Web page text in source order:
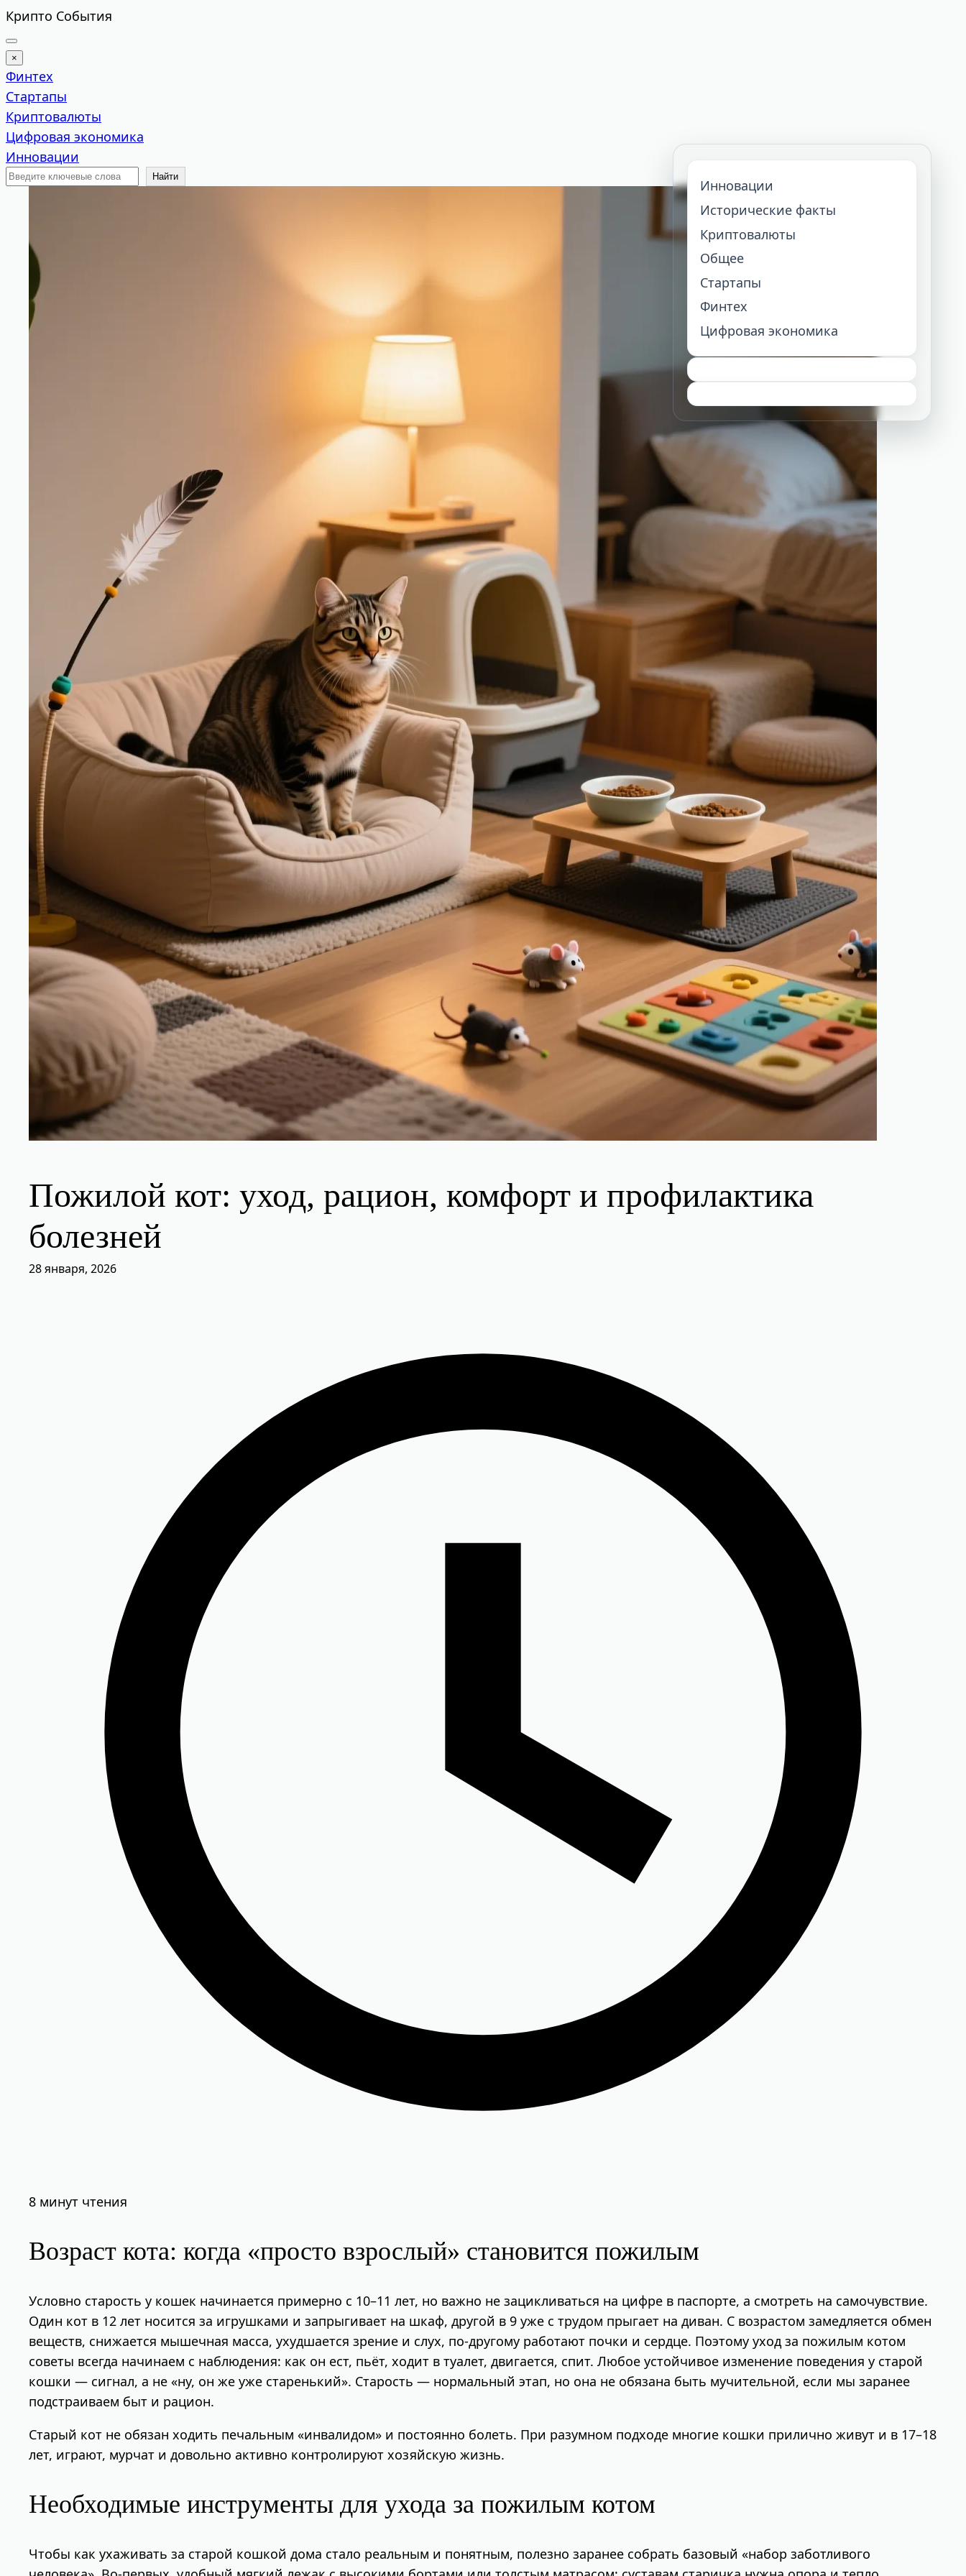
Перейти
к
содержимому
Крипто События
×
Финтех
Стартапы
Криптовалюты
Цифровая экономика
Инновации
Поиск
Найти
Пожилой кот: уход, рацион, комфорт и профилактика
болезней
28 января, 2026
8 минут чтения
Возраст кота: когда «просто взрослый» становится пожилым
Условно старость у кошек начинается примерно с 10–11 лет, но важно не зацикливаться на цифре в паспорте, а смотреть на самочувствие.
Один кот в 12 лет носится за игрушками и запрыгивает на шкаф, другой в 9 уже с трудом прыгает на диван. С возрастом замедляется обмен
веществ, снижается мышечная масса, ухудшается зрение и слух, по‑другому работают почки и сердце. Поэтому уход за пожилым котом
советы всегда начинаем с наблюдения: как он ест, пьёт, ходит в туалет, двигается, спит. Любое устойчивое изменение поведения у старой
кошки — сигнал, а не «ну, он же уже старенький». Старость — нормальный этап, но она не обязана быть мучительной, если мы заранее
подстраиваем быт и рацион.
Старый кот не обязан ходить печальным «инвалидом» и постоянно болеть. При разумном подходе многие кошки прилично живут и в 17–18
лет, играют, мурчат и довольно активно контролируют хозяйскую жизнь.
Необходимые инструменты для ухода за пожилым котом
Чтобы как ухаживать за старой кошкой дома стало реальным и понятным, полезно заранее собрать базовый «набор заботливого
Инновации
Исторические факты
Криптовалюты
Общее
Стартапы
Финтех
Цифровая экономика